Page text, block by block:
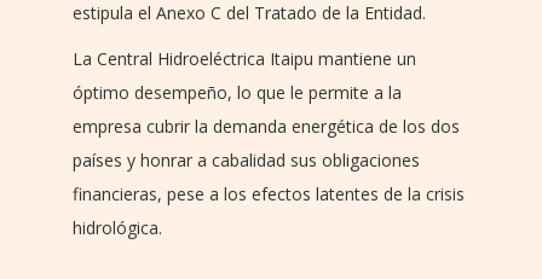
estipula el Anexo C del Tratado de la Entidad.
La Central Hidroeléctrica Itaipu mantiene un
óptimo desempeño, lo que le permite a la
empresa cubrir la demanda energética de los dos
países y honrar a cabalidad sus obligaciones
financieras, pese a los efectos latentes de la crisis
hidrológica.